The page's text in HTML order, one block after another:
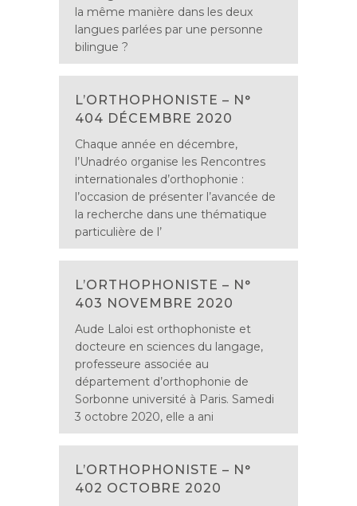
la même manière dans les deux
langues parlées par une personne
bilingue ?
L’ORTHOPHONISTE – N°
404 DÉCEMBRE 2020
Chaque année en décembre,
l’Unadréo organise les Rencontres
internationales d’orthophonie :
l’occasion de présenter l’avancée de
la recherche dans une thématique
particulière de l’
L’ORTHOPHONISTE – N°
403 NOVEMBRE 2020
Aude Laloi est orthophoniste et
docteure en sciences du langage,
professeure associée au
département d’orthophonie de
Sorbonne université à Paris. Samedi
3 octobre 2020, elle a ani
L’ORTHOPHONISTE – N°
402 OCTOBRE 2020